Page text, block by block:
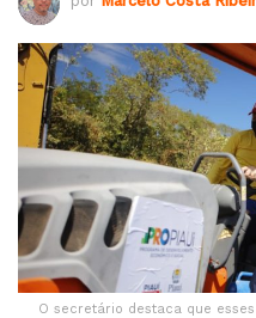
O secretário destaca que